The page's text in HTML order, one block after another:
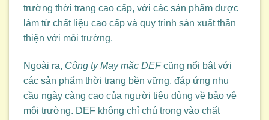
trường thời trang cao cấp, với các sản phẩm được
làm từ chất liệu cao cấp và quy trình sản xuất thân
thiện với môi trường.
Ngoài ra, Công ty May mặc DEFcũng nổi bật với
các sản phẩm thời trang bền vững, đáp ứng nhu
cầu ngày càng cao của người tiêu dùng về bảo vệ
môi trường. DEF không chỉ chú trọng vào chất